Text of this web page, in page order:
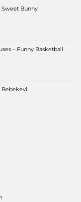
Sweet Bunny
– Funny Basketball